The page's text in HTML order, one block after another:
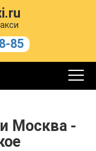
85
Москва -